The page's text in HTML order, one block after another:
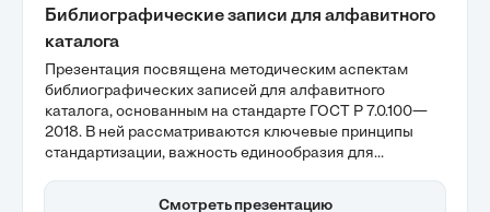
Библиографические записи для алфавитного
каталога
Презентация посвящена методическим аспектам
библиографических записей для алфавитного
каталога, основанным на стандарте ГОСТ Р 7.0.100—
2018. В ней рассматриваются ключевые принципы
стандартизации, важность единообразия для
данных в алфавитном порядке. Эти темы помогут
Смотреть презентацию